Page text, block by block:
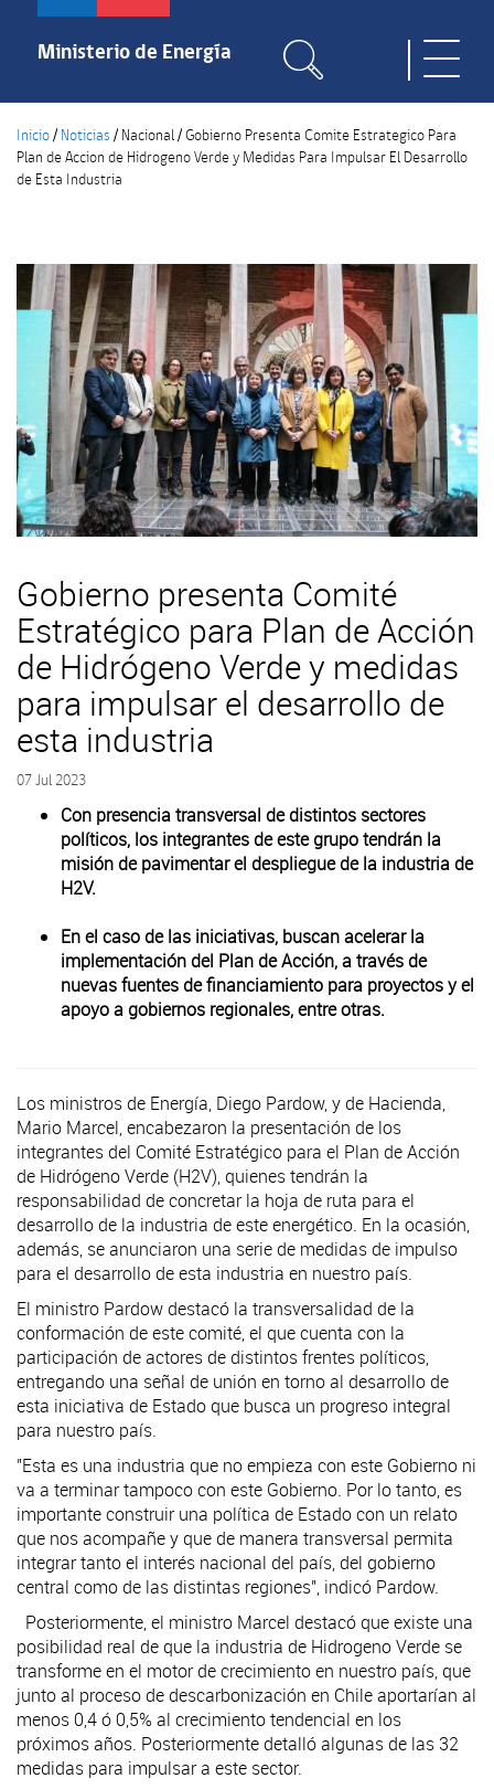
Pasar
contenido
Ministerio de Energía
Inicio/ Noticias / Nacional/Gobierno Presenta Comite Estrategico Para
Plan de Accion de Hidrogeno Verde y Medidas Para Impulsar El Desarrollo
de Esta Industria
Gobierno presenta Comité
Estratégico para Plan de Acción
de Hidrógeno Verde y medidas
para impulsar el desarrollo de
esta industria
07 Jul 2023
Con presencia transversal de distintos sectores
políticos, los integrantes de este grupo tendrán la
misión de pavimentar el despliegue de la industria de
H2V.
En el caso de las iniciativas, buscan acelerar la
implementación del Plan de Acción, a través de
nuevas fuentes de financiamiento para proyectos y el
apoyo a gobiernos regionales, entre otras.
Los ministros de Energía, Diego Pardow, y de Hacienda,
Mario Marcel, encabezaron la presentación de los
integrantes del Comité Estratégico para el Plan de Acción
de Hidrógeno Verde (H2V), quienes tendrán la
responsabilidad de concretar la hoja de ruta para el
desarrollo de la industria de este energético. En la ocasión,
además, se anunciaron una serie de medidas de impulso
para el desarrollo de esta industria en nuestro país.
El ministro Pardow destacó la transversalidad de la
conformación de este comité, el que cuenta con la
participación de actores de distintos frentes políticos,
entregando una señal de unión en torno al desarrollo de
esta iniciativa de Estado que busca un progreso integral
para nuestro país.
"Esta es una industria que no empieza con este Gobierno ni
va a terminar tampoco con este Gobierno. Por lo tanto, es
importante construir una política de Estado con un relato
que nos acompañe y que de manera transversal permita
integrar tanto el interés nacional del país, del gobierno
central como de las distintas regiones", indicó Pardow.
Posteriormente, el ministro Marcel destacó que existe una
posibilidad real de que la industria de Hidrogeno Verde se
transforme en el motor de crecimiento en nuestro país, que
junto al proceso de descarbonización en Chile aportarían al
menos 0,4 ó 0,5% al crecimiento tendencial en los
próximos años. Posteriormente detalló algunas de las 32
medidas para impulsar a este sector.